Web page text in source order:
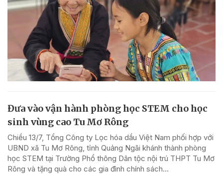
Đưa vào vận hành phòng học STEM cho học
sinh vùng cao Tu Mơ Rông
Chiều 13/7, Tổng Công ty Lọc hóa dầu Việt Nam phối hợp với
UBND xã Tu Mơ Rông, tỉnh Quảng Ngãi khánh thành phòng
học STEM tại Trường Phổ thông Dân tộc nội trú THPT Tu Mơ
Rông và tặng quà cho các gia đình chính sách...